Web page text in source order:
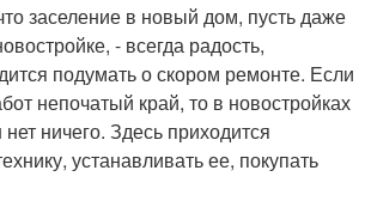
заселение в новый дом, пусть даже
- всегда радость,
подумать о скором ремонте. Если
непочатый край, то в новостройках
ничего. Здесь приходится
устанавливать ее, покупать